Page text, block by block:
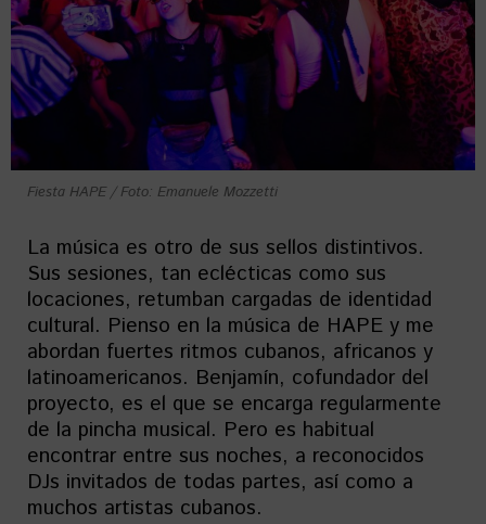
Fiesta HAPE / Foto: Emanuele Mozzetti
La música es otro de sus sellos distintivos.
Sus sesiones, tan eclécticas como sus
locaciones, retumban cargadas de identidad
cultural. Pienso en la música de HAPE y me
abordan fuertes ritmos cubanos, africanos y
latinoamericanos. Benjamín, cofundador del
proyecto, es el que se encarga regularmente
de la pincha musical. Pero es habitual
encontrar entre sus noches, a reconocidos
DJs invitados de todas partes, así como a
muchos artistas cubanos.